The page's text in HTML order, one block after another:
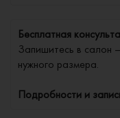
Бесплатная
Запишитесь в салон
нужного размера.
Подробности и